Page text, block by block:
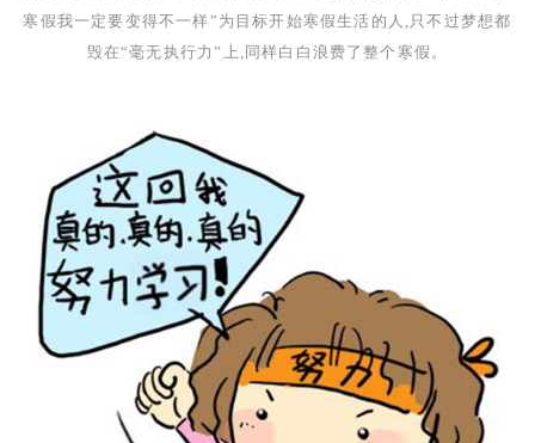
寒假我一定要变得不一样” 为目标开始寒假生活的人,只不过梦想都
毁在“毫无执行力” 上,同样白白浪费了整个寒假。